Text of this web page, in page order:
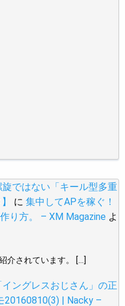
旋ではない「キール型多重
に 集中してAPを稼ぐ！
り方。 – XM Magazine よ
介されています。 […]
イングレスおじさん」の正
20160810(3) | Nacky –